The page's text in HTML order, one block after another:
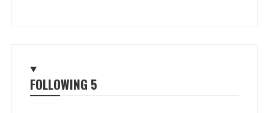
FOLLOWING 5